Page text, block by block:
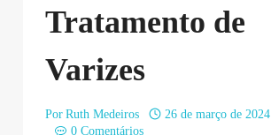
Tratamento de
Varizes
Por Ruth Medeiros
26 de março de 2024
0 Comentários